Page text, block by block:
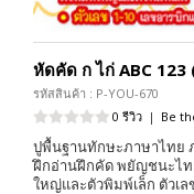
หัดคัด ก ไก่ ABC 123
รหัสสินค้า : P-YOU-670
0 รีวิว | Be
ปูพื้นฐานทักษะภาษาไทย
ฝึกอ่านฝึกคัด พยัญชนะไท
ใหญ่และตัวพิมพ์เล็ก ตัวเ